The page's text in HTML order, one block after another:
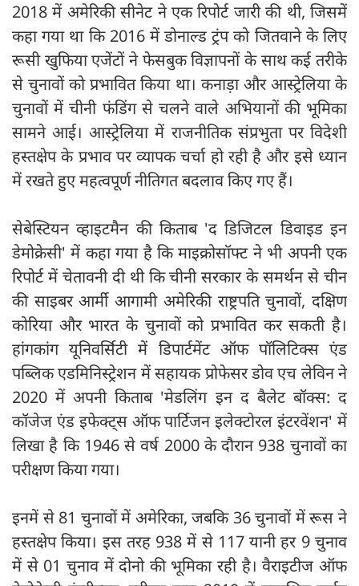
2018 में अमेरिकी सीनेट ने एक रिपोर्ट जारी की थी, जिसमें
कहा गया था कि 2016 में डोनाल्ड ट्रंप को जितवाने के लिए
रूसी खुफिया एजेंटों ने फेसबुक विज्ञापनों के साथ कई तरीके
से चुनावों को प्रभावित किया था। कनाड़ा और आस्ट्रेलिया के
चुनावों में चीनी फंडिंग से चलने वाले अभियानों की भूमिका
सामने आई। आस्ट्रेलिया में राजनीतिक संप्रभुता पर विदेशी
हस्तक्षेप के प्रभाव पर व्यापक चर्चा हो रही है और इसे ध्यान
में रखते हुए महत्वपूर्ण नीतिगत बदलाव किए गए हैं।
सेबेस्टियन व्हाइटमैन की किताब 'द डिजिटल डिवाइड इन
डेमोक्रेसी' में कहा गया है कि माइक्रोसॉफ्ट ने भी अपनी एक
रिपोर्ट में चेतावनी दी थी कि चीनी सरकार के समर्थन से चीन
की साइबर आर्मी आगामी अमेरिकी राष्ट्रपति चुनावों, दक्षिण
कोरिया और भारत के चुनावों को प्रभावित कर सकती है।
हांगकांग यूनिवर्सिटी में डिपार्टमेंट ऑफ पॉलिटिक्स एंड
पब्लिक एडमिनिस्ट्रेशन में सहायक प्रोफेसर डोव एच लेविन ने
2020 में अपनी किताब 'मेडलिंग इन द बैलेट बॉक्स: द
कॉजेज एंड इफेक्ट्स ऑफ पार्टिजन इलेक्टोरल इंटरवेंशन' में
लिखा है कि 1946 से वर्ष 2000 के दौरान 938 चुनावों का
परीक्षण किया गया।
इनमें से 81 चुनावों में अमेरिका, जबकि 36 चुनावों में रूस ने
हस्तक्षेप किया। इस तरह 938 में से 117 यानी हर 9 चुनाव
में से 01 चुनाव में दोनो की भूमिका रही है। वैराइटीज ऑफ